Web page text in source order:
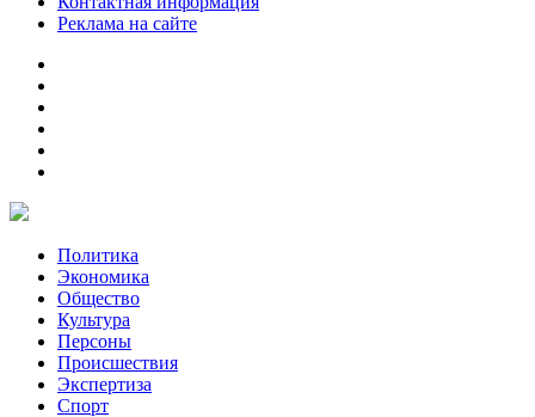
Реклама на сайте
Политика
Экономика
Общество
Культура
Персоны
Происшествия
Экспертиза
Спорт